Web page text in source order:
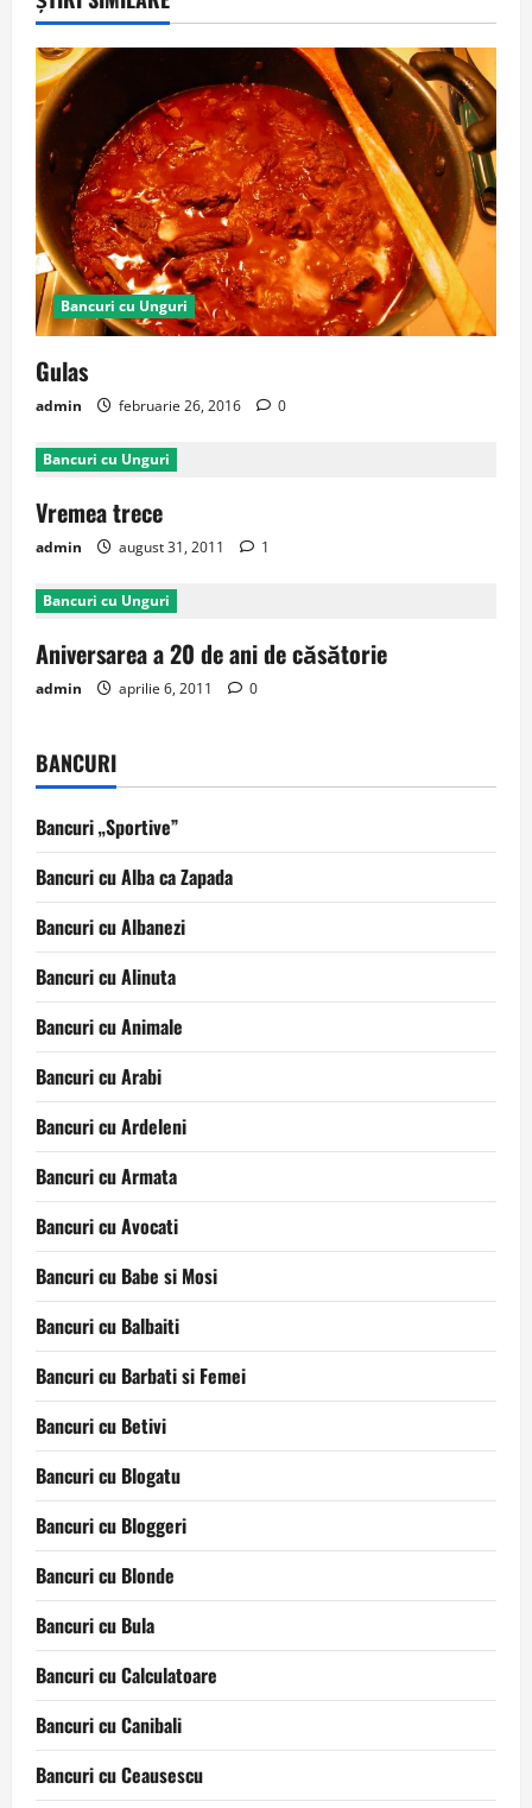
Bancuri cu Unguri
Gulas
admin februarie 26, 2016 0
Bancuri cu Unguri
Vremea trece
admin august 31, 2011 1
Bancuri cu Unguri
Aniversarea a 20 de ani de căsătorie
admin aprilie 6, 2011 0
BANCURI
Bancuri „Sportive”
Bancuri cu Alba ca Zapada
Bancuri cu Albanezi
Bancuri cu Alinuta
Bancuri cu Animale
Bancuri cu Arabi
Bancuri cu Ardeleni
Bancuri cu Armata
Bancuri cu Avocati
Bancuri cu Babe si Mosi
Bancuri cu Balbaiti
Bancuri cu Barbati si Femei
Bancuri cu Betivi
Bancuri cu Blogatu
Bancuri cu Bloggeri
Bancuri cu Blonde
Bancuri cu Bula
Bancuri cu Calculatoare
Bancuri cu Canibali
Bancuri cu Ceausescu